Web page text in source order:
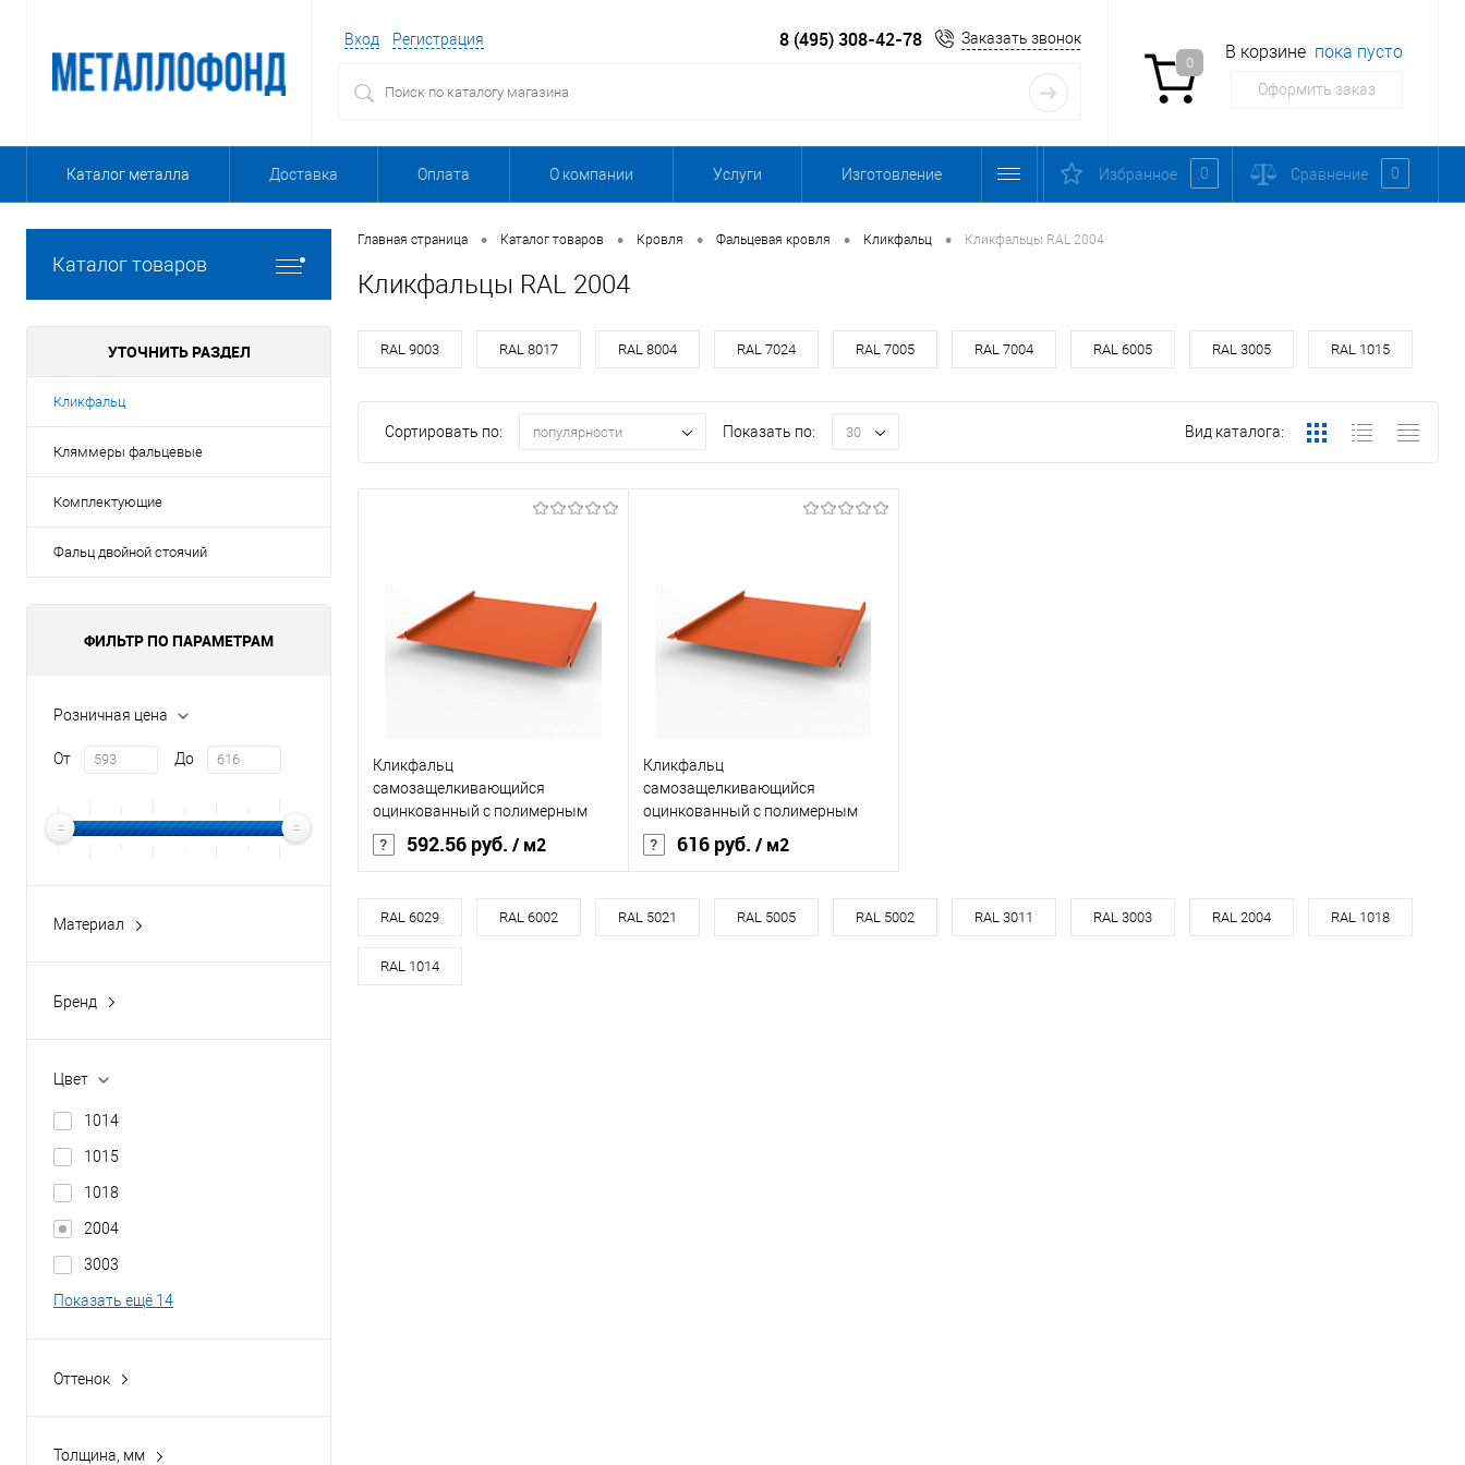
Вход Регистрация 8 (495) 308-42-78 Заказать звонок
0
В корзине пока пусто
Оформить заказ
Каталог металла Доставка Оплата О компании Услуги Изготовление Избранное 0 Сравнение 0
Каталог товаров
УТОЧНИТЬ РАЗДЕЛ
Кликфальц
Кляммеры фальцевые
Комплектующие
Фальц двойной стоячий
ФИЛЬТР ПО ПАРАМЕТРАМ
Розничная цена
От До
Материал
Бренд
Цвет
1014
1015
1018
2004
3003
Показать ещё 14
Оттенок
Толщина, мм
Главная страница • Каталог товаров • Кровля • Фальцевая кровля • Кликфальц • Кликфальцы RAL 2004
Кликфальцы RAL 2004
RAL 9003 RAL 8017 RAL 8004 RAL 7024 RAL 7005 RAL 7004 RAL 6005 RAL 3005 RAL 1015
Сортировать по: популярности Показать по: 30 Вид каталога:
Кликфальц
самозащелкивающийся
оцинкованный с полимерным
покрытием 0,5х542мм RAL 2004
592.56 руб. / м2
Основа покрытия полиэстер
Оттенок
Толщина покрытия, мкм
Кликфальц
самозащелкивающийся
оцинкованный с полимерным
покрытием 0,45х542мм RAL 2004
616 руб. / м2
Основа покрытия полиэстер
RAL 6029 RAL 6002 RAL 5021 RAL 5005 RAL 5002 RAL 3011 RAL 3003 RAL 2004 RAL 1018
RAL 1014